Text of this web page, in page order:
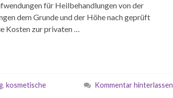
für Heilbehandlungen von der
dem Grunde und der Höhe nach geprüft
Kosten zur privaten …
, kosmetische
Kommentar hinterlassen